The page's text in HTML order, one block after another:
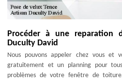
Procéder à une reparation
Duculty David
Nous pouvons appeler chez vous et
gratuitement et un planning pour
problèmes de votre fenêtre de